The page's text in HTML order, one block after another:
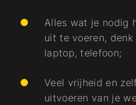
Alles wat je nodig
uit te voeren, denk
laptop, telefoon;
Veel vrijheid en
uitvoeren van je